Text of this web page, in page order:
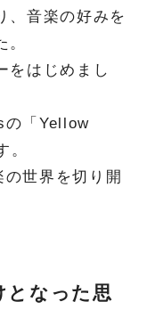
、音楽の好みを
をはじめまし
の「Yellow
。
世界を切り開
となった思